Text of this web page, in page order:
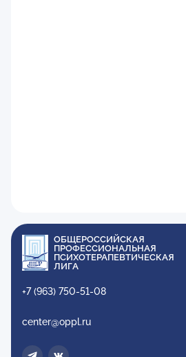
ОБЩЕРОССИЙСКАЯ
ПРОФЕССИОНАЛЬНАЯ
ПСИХОТЕРАПЕВТИЧЕСКАЯ
ЛИГА
+7 (963) 750-51-08
center@oppl.ru